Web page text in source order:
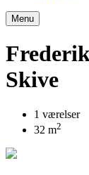
Menu
Skive
1 værelser
32 m2